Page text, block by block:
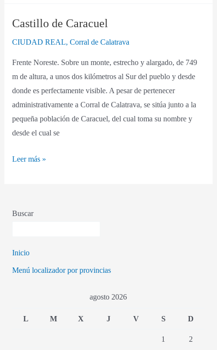
Castillo de Caracuel
CIUDAD REAL,Corral de Calatrava
Frente Noreste. Sobre un monte, estrecho y alargado, de 749
m de altura, a unos dos kilómetros al Sur del pueblo y desde
donde es perfectamente visible. A pesar de pertenecer
administrativamente a Corral de Calatrava, se sitúa junto a la
pequeña población de Caracuel, del cual toma su nombre y
desde el cual se
Castillo
Leer más »
Buscar
Inicio
Menú localizador por provincias
agosto 2026
L M X J V S D
1 2